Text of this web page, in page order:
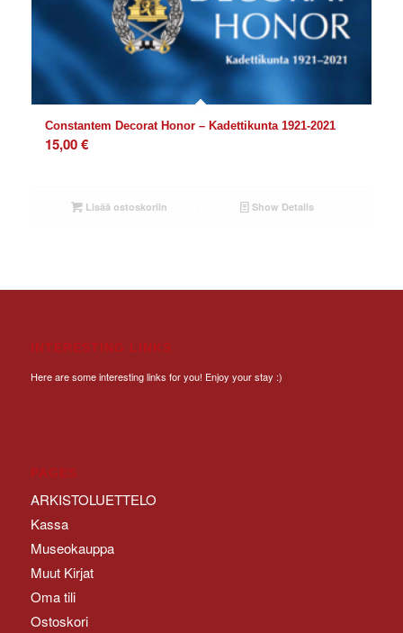
Constantem Decorat Honor – Kadettikunta 1921-2021
15,00€
Lisää ostoskoriin Show Details
INTERESTING LINKS
Here are some interesting links for you! Enjoy your stay :)
PAGES
ARKISTOLUETTELO
Kassa
Museokauppa
Muut Kirjat
Oma tili
Ostoskori